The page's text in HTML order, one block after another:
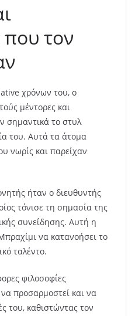
τον
χρόνων του, ο
μέντορες και
σημαντικά το στυλ
του. Αυτά τα άτομα
νωρίς και παρείχαν
ήταν ο διευθυντής
τόνισε τη σημασία της
συνείδησης. Αυτή η
να κατανοήσει το
ταλέντο.
φιλοσοφίες
προσαρμοστεί και να
του, καθιστώντας τον